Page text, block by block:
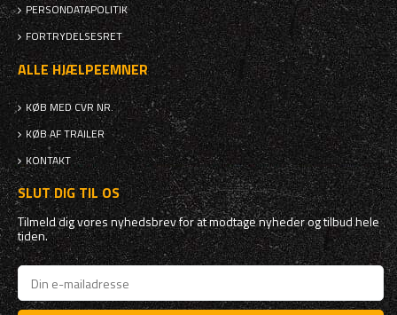
PERSONDATAPOLITIK
FORTRYDELSESRET
ALLE HJÆLPEEMNER
KØB MED CVR NR.
KØB AF TRAILER
KONTAKT
SLUT DIG TIL OS
Tilmeld dig vores nyhedsbrev for at modtage nyheder og tilbud hele
tiden.